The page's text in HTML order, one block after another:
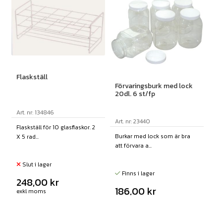
Flaskställ
Art. nr: 134846
Flaskställ för 10 glasflaskor. 2
X 5 rad...
Slut i lager
248,00 kr
exkl moms
Förvaringsburk med lock
20dl. 6 st/fp
Art. nr: 23440
Burkar med lock som är bra
att förvara a...
Finns i lager
186,00 kr